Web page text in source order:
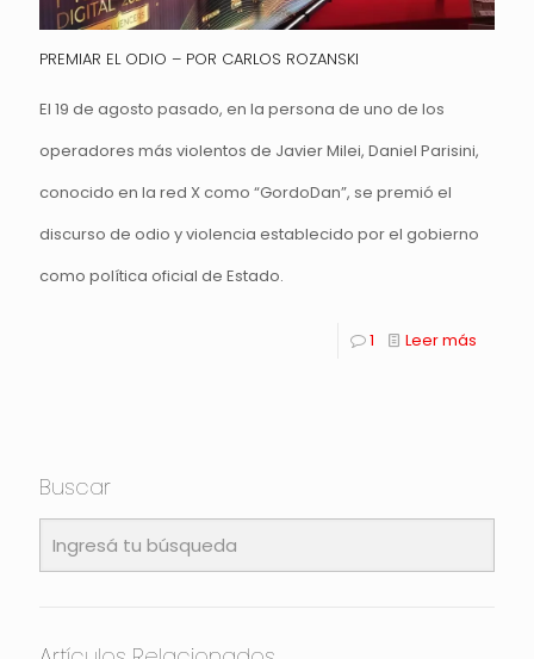
PREMIAR EL ODIO – POR CARLOS ROZANSKI
El 19 de agosto pasado, en la persona de uno de los
operadores más violentos de Javier Milei, Daniel Parisini,
conocido en la red X como “GordoDan”, se premió el
discurso de odio y violencia establecido por el gobierno
como política oficial de Estado.
1 Leer más
Buscar